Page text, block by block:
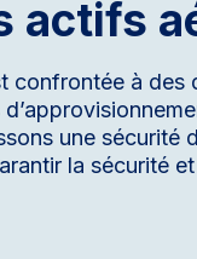
actifs
confrontée à
une
la sécurité